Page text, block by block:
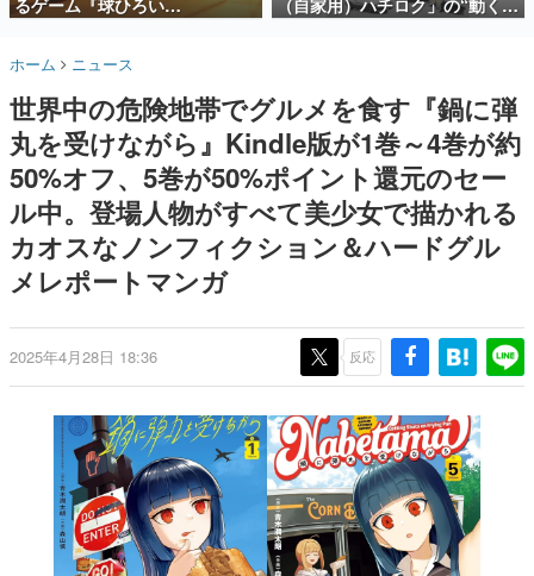
事をまとめました。
名作ゲームクリエイターの方々に製作時のエピソードをお
きます。
赫本
この物語を解いてはいけない。『赫本』は、〈試験問題〉
の形をした短編ホラー小説集です。
新世代に訊く
これからのデジタルゲーム市場を担う若きクリエイター達
の姿を追い、彼らのルーツと情熱を探っていきます。
ゲーム世代の作家たち
ゲームに多大な影響を受けた作家さんに取材し、ゲームが
日本のコンテンツ産業やカルチャーに与えた影響を探る企
画です。
日本モバイルゲーム産業史
日本のモバイルゲーム史における主要なトピック・タイト
ルを網羅するほか、開発者へのインタビューや識者による
解説を掲載。約20年の歴史が一望できる決定版！
若ゲのいたり〜ゲームクリエイターの青春〜
『うつヌケ』『ペンと箸』等で知られるマンガ家・田中圭
一先生によるゲーム業界レポートマンガです。
Simulator』が「1件」のウィッ
対応しSNSで話題に。『キング
プロ野球選手から称賛の声
ィッシュケース”が買えるポップ
ら8月20日までの期間限定で開
催予定
ホーム ニュース
世界中の危険地帯でグルメを食す『鍋に弾
丸を受けながら』Kindle版が1巻～4巻が約
50%オフ、5巻が50%ポイント還元のセー
ル中。登場人物がすべて美少女で描かれる
カオスなノンフィクション＆ハードグル
メレポートマンガ
2025年4月28日 18:36 反応